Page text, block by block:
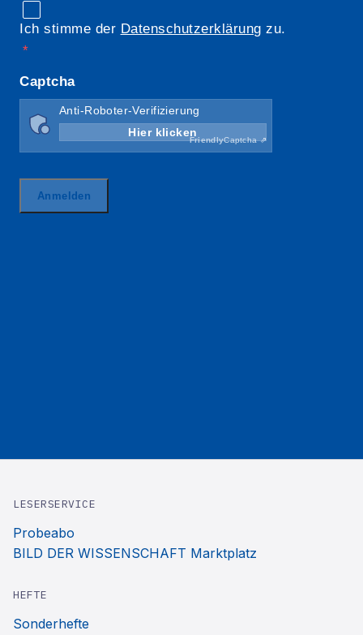
LESERSERVICE
Probeabo
BILD DER WISSENSCHAFT Marktplatz
HEFTE
Sonderhefte